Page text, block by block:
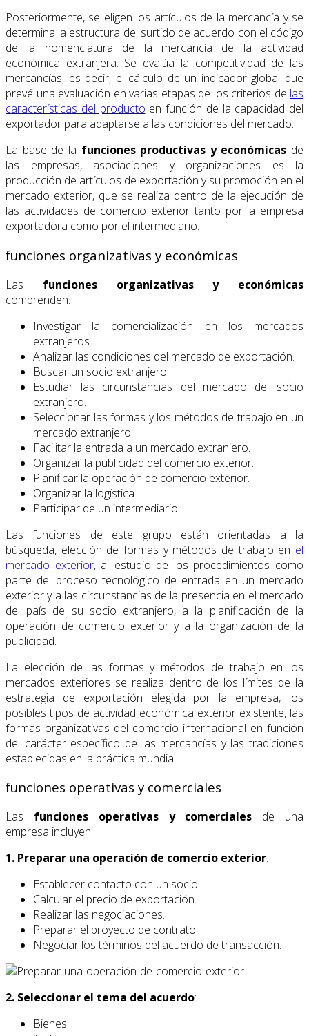
Posteriormente, se eligen los artículos de la mercancía y se
determina la estructura del surtido de acuerdo con el código
de la nomenclatura de la mercancía de la actividad
económica extranjera. Se evalúa la competitividad de las
mercancías, es decir, el cálculo de un indicador global que
prevé una evaluación en varias etapas de los criterios de las
características del producto en función de la capacidad del
exportador para adaptarse a las condiciones del mercado.
La base de la funciones productivas y económicas de
las empresas, asociaciones y organizaciones es la
producción de artículos de exportación y su promoción en el
mercado exterior, que se realiza dentro de la ejecución de
las actividades de comercio exterior tanto por la empresa
exportadora como por el intermediario.
funciones organizativas y económicas
Las funciones organizativas y económicas
comprenden:
Investigar la comercialización en los mercados
extranjeros.
Analizar las condiciones del mercado de exportación.
Buscar un socio extranjero.
Estudiar las circunstancias del mercado del socio
extranjero.
Seleccionar las formas y los métodos de trabajo en un
mercado extranjero.
Facilitar la entrada a un mercado extranjero.
Organizar la publicidad del comercio exterior.
Planificar la operación de comercio exterior.
Organizar la logística.
Participar de un intermediario.
Las funciones de este grupo están orientadas a la
búsqueda, elección de formas y métodos de trabajo en el
mercado exterior, al estudio de los procedimientos como
parte del proceso tecnológico de entrada en un mercado
exterior y a las circunstancias de la presencia en el mercado
del país de su socio extranjero, a la planificación de la
operación de comercio exterior y a la organización de la
publicidad.
La elección de las formas y métodos de trabajo en los
mercados exteriores se realiza dentro de los límites de la
estrategia de exportación elegida por la empresa, los
posibles tipos de actividad económica exterior existente, las
formas organizativas del comercio internacional en función
del carácter específico de las mercancías y las tradiciones
establecidas en la práctica mundial.
funciones operativas y comerciales
Las funciones operativas y comerciales de una
empresa incluyen:
1. Preparar una operación de comercio exterior:
Establecer contacto con un socio.
Calcular el precio de exportación.
Realizar las negociaciones.
Preparar el proyecto de contrato.
Negociar los términos del acuerdo de transacción.
2. Seleccionar el tema del acuerdo:
Bienes